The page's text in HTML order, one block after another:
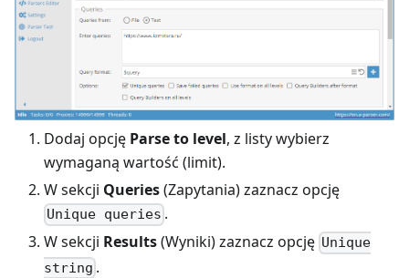
Dodaj opcję Parse to level, z listy wybierz
wymaganą wartość (limit).
W sekcji Queries(Zapytania) zaznacz opcję
Unique queries .
W sekcji Results(Wyniki) zaznacz opcję Unique
string .